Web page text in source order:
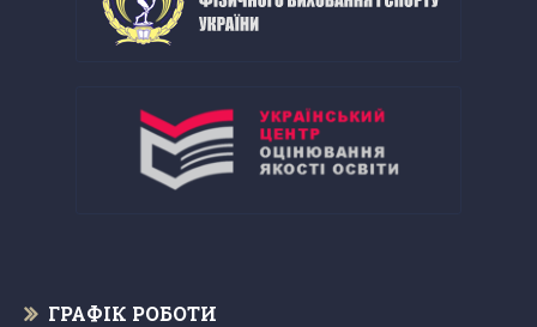
ГРАФІК РОБОТИ